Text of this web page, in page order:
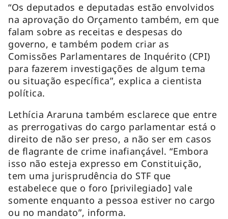
“Os deputados e deputadas estão envolvidos
na aprovação do Orçamento também, em que
falam sobre as receitas e despesas do
governo, e também podem criar as
Comissões Parlamentares de Inquérito (CPI)
para fazerem investigações de algum tema
ou situação específica”, explica a cientista
política.
Lethícia Araruna também esclarece que entre
as prerrogativas do cargo parlamentar está o
direito de não ser preso, a não ser em casos
de flagrante de crime inafiançável. “Embora
isso não esteja expresso em Constituição,
tem uma jurisprudência do STF que
estabelece que o foro [privilegiado] vale
somente enquanto a pessoa estiver no cargo
ou no mandato”, informa.